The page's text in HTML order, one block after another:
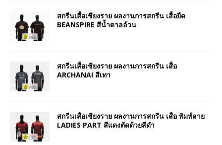
สกรีนเสื้อเชียงราย ผลงานการสกรีน เสื้อยืด
BEANSPIRE สีน้ำตาลล้วน
สกรีนเสื้อเชียงราย ผลงานการสกรีน เสื้อ
ARCHANAI สีเทา
สกรีนเสื้อเชียงราย ผลงานการสกรีน เสื้อ พิมพ์ลาย
LADIES PART สีแดงตัดด้วยสีดำ